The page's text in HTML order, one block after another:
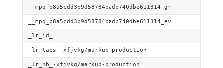
__mpq_b8a5cdd3b9d58784badb740dbe611314_gr
__mpq_b8a5cdd3b9d58784badb740dbe611314_ev
_lr_id_
_lr_tabs_-xfjvkg/markup-production
_lr_hb_-xfjvkg/markup-production